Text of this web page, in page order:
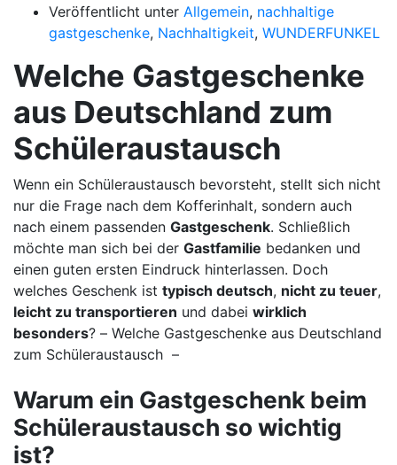
Veröffentlicht unter Allgemein, nachhaltige
gastgeschenke, Nachhaltigkeit, WUNDERFUNKEL
Welche Gastgeschenke
aus Deutschland zum
Schüleraustausch
Wenn ein Schüleraustausch bevorsteht, stellt sich nicht
nur die Frage nach dem Kofferinhalt, sondern auch
nach einem passenden Gastgeschenk. Schließlich
möchte man sich bei der Gastfamilie bedanken und
einen guten ersten Eindruck hinterlassen. Doch
welches Geschenk ist typisch deutsch, nicht zu teuer,
leicht zu transportieren und dabei wirklich
besonders? – Welche Gastgeschenke aus Deutschland
zum Schüleraustausch –
Warum ein Gastgeschenk beim
Schüleraustausch so wichtig
ist?